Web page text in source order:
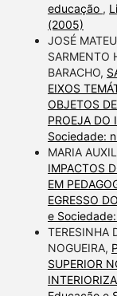
educação ,
(2005)
JOSÉ
SARMENTO
BARACHO,
EIXOS
OBJETOS
PROEJA DO
Sociedade:
MARIA
IMPACTOS
EM
EGRESSO
e
TERESINHA
NOGUEIRA,
SUPERIOR